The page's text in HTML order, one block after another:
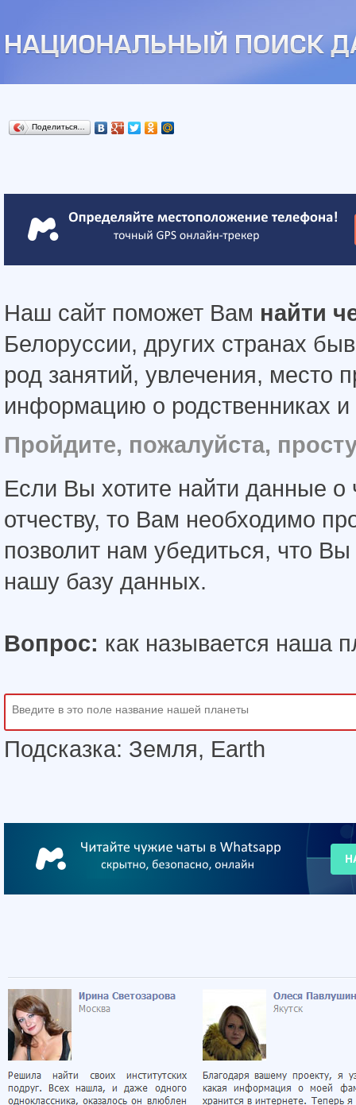
Поделиться…
Наш сайт поможет Вам найти
Белоруссии, других странах
род занятий, увлечения, место
информацию о родственниках и
Пройдите, пожалуйста,
Если Вы хотите найти данные
отчеству, то Вам необходимо
позволит нам убедиться, что
нашу базу данных.
Вопрос: как называется наша
Подсказка: Земля, Earth